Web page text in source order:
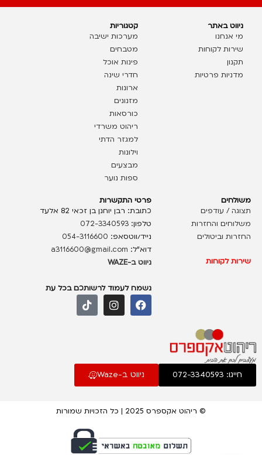
ניווט באתר
מי אנחנו
שירות לקוחות
תקנון
מדניות פרטיות
קטגוריות
מערכות ישיבה
מטבחים
פינות אוכל
חדרי שינה
ארונות
מזנונים
כורסאות
ריהוט משרדי
למגזר הדתי
וילונות
מבצעים
ספות נוער
משולחים
תצוגה / עודפים
משלוחים והחזרות
החזרות וביטולים
שירות לקוחות
פרטי התקשרות
כתובת: רבן יוחנן בן זכאי 82 אלעד
טלפון:072-3340593
נייד/ווטסאפ: 054-3116600
דוא”ל: a3116600@gmail.com
ניווט ב-WAZE
נשמח לעמוד לרשותכם בכל עת
חייגו: 072-3340593 ניווט ב-Waze
© ריהוט אקספרס 2025 | כל הזכויות שמורות